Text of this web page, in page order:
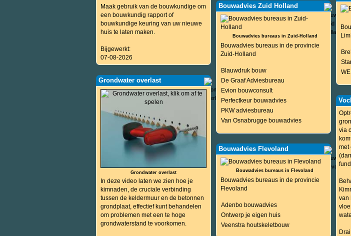
Maak gebruik van de bouwkundige om
een bouwkundig rapport of
bouwkundige keuring van uw nieuwe
huis te laten maken.
Bijgewerkt:
07-08-2026
Grondwater overlast
Grondwater overlast
In deze video laten we zien hoe je
kimnaden, de cruciale verbinding
tussen de keldermuur en de betonnen
grondplaat, effectief kunt behandelen
om problemen met een te hoge
grondwaterstand te voorkomen.
Bouwadvies Zuid Holland
Bouwadvies bureaus in Zuid-Holland
Bouwadvies bureaus in de provincie
Zuid-Holland
Blauwdruk bouw
De Graaf Adviesbureau
Evion bouwconsult
Perfectkeur bouwadvies
PKW adviesbureau
Van Osnabrugge bouwadvies
Bouwadvies Flevoland
Bouwadvies bureaus in Flevoland
Bouwadvies bureaus in de provincie
Flevoland
Adenbo bouwadvies
Ontwerp je eigen huis
Veenstra houtskeletbouw
via
met
van